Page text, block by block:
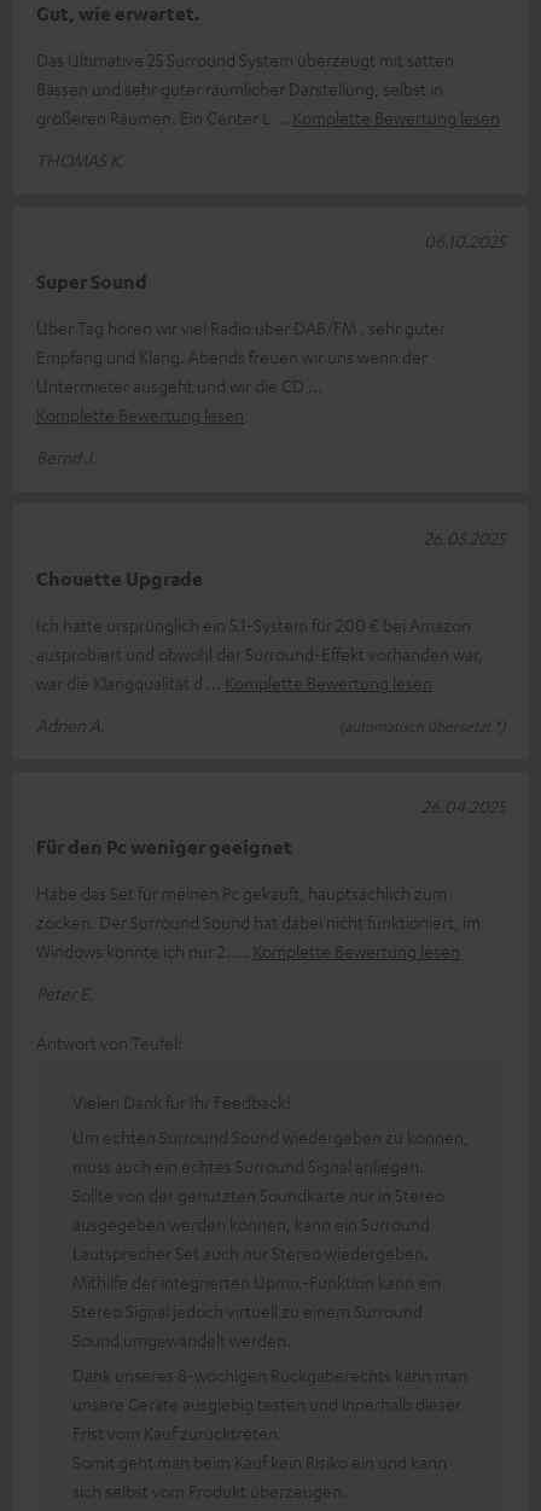
Gut, wie erwartet.
Das Ultimative 25 Surround System überzeugt mit satten
Bässen und sehr guter räumlicher Darstellung, selbst in
größeren Räumen. Ein Center L
Komplette Bewertung lesen
THOMAS K.
Super Sound
Über Tag hören wir viel Radio über DAB/FM , sehr guter
Empfang und Klang. Abends freuen wir uns wenn der
Untermieter ausgeht und wir die CD
Komplette Bewertung lesen
Bernd J.
06.10.2025
Chouette Upgrade
Ich hatte ursprünglich ein 5.1-System für 200 € bei Amazon
ausprobiert und obwohl der Surround-Effekt vorhanden war,
war die Klangqualität d
Komplette Bewertung lesen
Adrien A.
(automatisch übersetzt *)
26.05.2025
Für den Pc weniger geeignet
Habe das Set für meinen Pc gekauft, hauptsächlich zum
zocken. Der Surround Sound hat dabei nicht funktioniert, im
Windows konnte ich nur 2.
Komplette Bewertung lesen
Peter E.
26.04.2025
Antwort von Teufel:
Vielen Dank für Ihr Feedback!
Um echten Surround Sound wiedergeben zu können,
muss auch ein echtes Surround Signal anliegen.
Sollte von der genutzten Soundkarte nur in Stereo
ausgegeben werden können, kann ein Surround
Lautsprecher Set auch nur Stereo wiedergeben.
Mithilfe der integrierten Upmix-Funktion kann ein
Stereo Signal jedoch virtuell zu einem Surround
Sound umgewandelt werden.
Dank unseres 8-wöchigen Rückgaberechts kann man
unsere Geräte ausgiebig testen und innerhalb dieser
Frist vom Kauf zurücktreten.
Somit geht man beim Kauf kein Risiko ein und kann
sich selbst vom Produkt überzeugen.